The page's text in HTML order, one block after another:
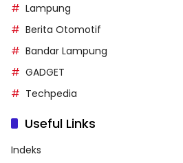
Lampung
Berita Otomotif
Bandar Lampung
GADGET
Techpedia
Useful Links
Indeks